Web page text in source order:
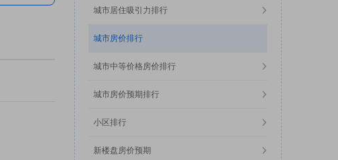
城市居住吸引力排行
城市房价排行
城市中等价格房价排行
城市房价预期排行
小区排行
新楼盘房价预期